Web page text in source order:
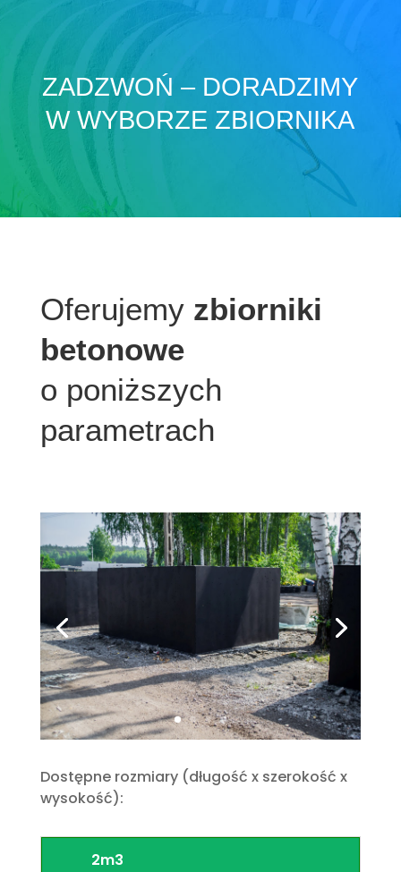
ZADZWOŃ – DORADZIMY
W WYBORZE ZBIORNIKA
Oferujemy zbiorniki
betonowe
o poniższych
parametrach
Dostępne rozmiary (długość x szerokość x
wysokość):
2m3